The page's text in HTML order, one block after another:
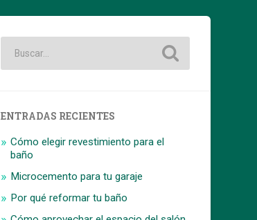
ENTRADAS RECIENTES
Cómo elegir revestimiento para el
baño
Microcemento para tu garaje
Por qué reformar tu baño